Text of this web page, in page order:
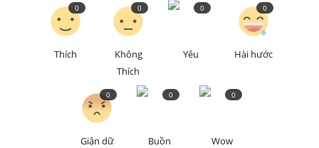
Thích
0
Không
Thích
0
Yêu
0
Hài hước
0
Giận dữ
0
Buồn
0
Wow
0